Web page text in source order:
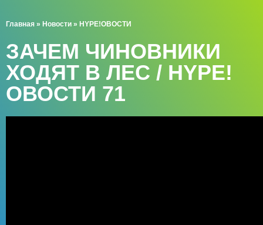
Главная » Новости » HYPE!ОВОСТИ
ЗАЧЕМ ЧИНОВНИКИ
ХОДЯТ В ЛЕС / HYPE!
ОВОСТИ 71